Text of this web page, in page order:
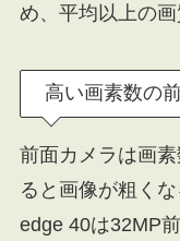
め、平均以上の画
高い画素数の
前面カメラは画
ると画像が粗く
edge 40は32MP